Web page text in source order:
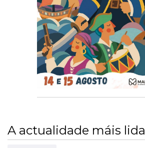
A actualidade máis lida